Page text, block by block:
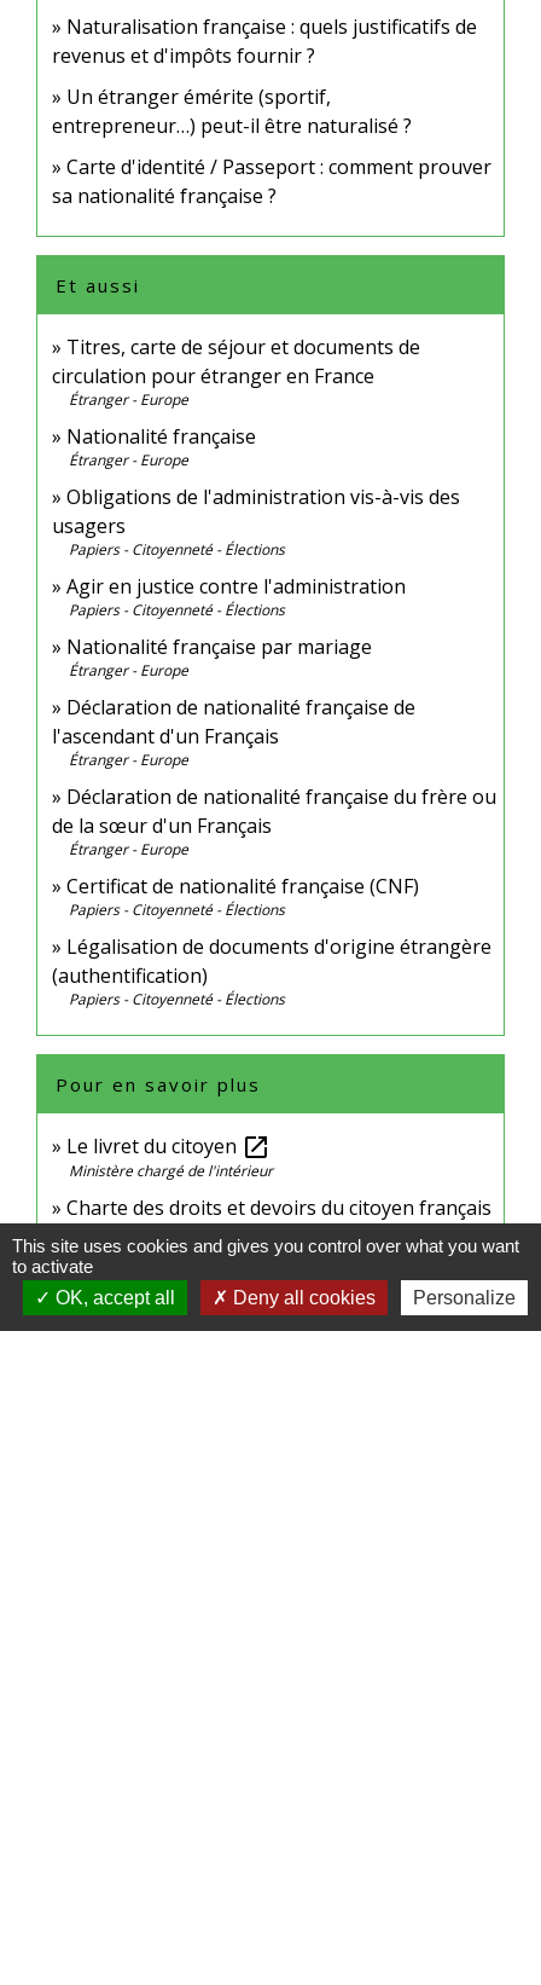
Naturalisation française : quels justificatifs de
revenus et d'impôts fournir ?
Un étranger émérite (sportif,
entrepreneur…) peut-il être naturalisé ?
Carte d'identité / Passeport : comment prouver
sa nationalité française ?
Et aussi
Titres, carte de séjour et documents de
circulation pour étranger en France
Étranger - Europe
Nationalité française
Étranger - Europe
Obligations de l'administration vis-à-vis des
usagers
Papiers - Citoyenneté - Élections
Agir en justice contre l'administration
Papiers - Citoyenneté - Élections
Nationalité française par mariage
Étranger - Europe
Déclaration de nationalité française de
l'ascendant d'un Français
Étranger - Europe
Déclaration de nationalité française du frère ou
de la sœur d'un Français
Étranger - Europe
Certificat de nationalité française (CNF)
Papiers - Citoyenneté - Élections
Légalisation de documents d'origine étrangère
(authentification)
Papiers - Citoyenneté - Élections
Pour en savoir plus
Le livret du citoyen open_in_new
Ministère chargé de l'intérieur
Charte des droits et devoirs du citoyen français
open_in_new
Ministère chargé de l'intérieur
État civil et nationalité françaiseopen_in_new
This site uses cookies and gives you control over what you want
to activate
OK, accept all
Deny all cookies Personalize